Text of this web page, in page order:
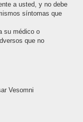
a usted, y no debe
síntomas que
su médico o
que no
Vesomni